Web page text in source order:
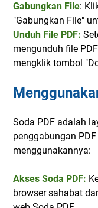
Gabungkan File:
"Gabungkan File"
Unduh File PDF:
mengunduh file
mengklik tombol
Soda PDF adalah
penggabungan
menggunakannya:
Akses Soda PDF:
browser sahabat